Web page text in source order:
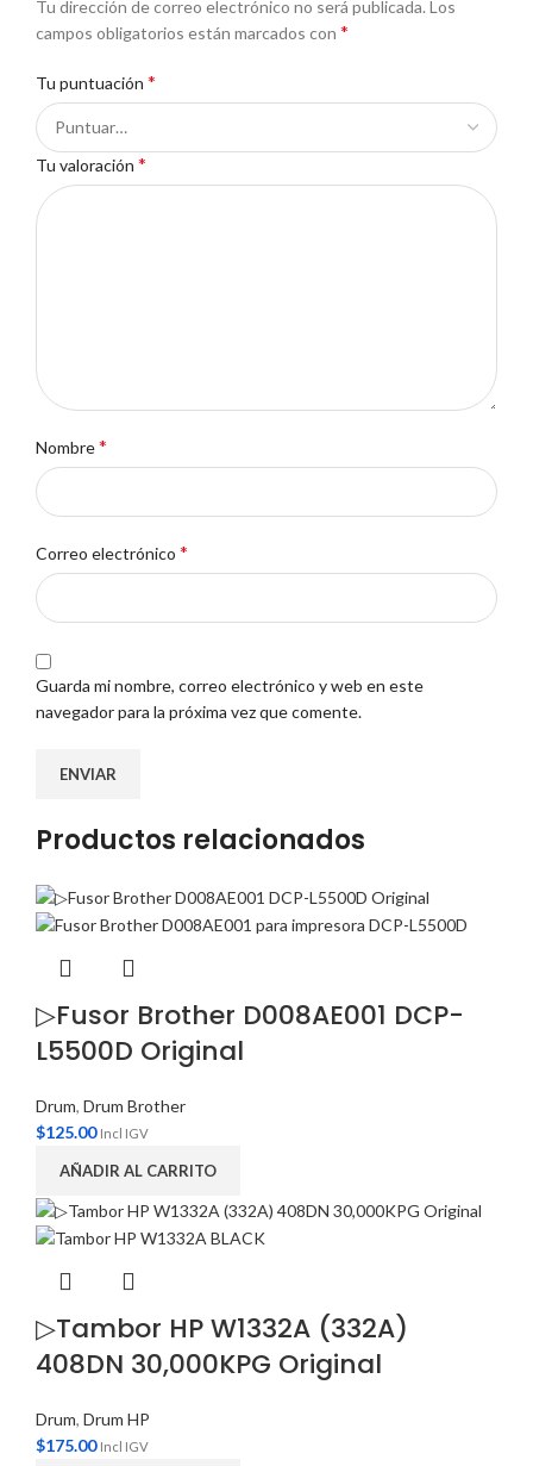
Tu dirección de correo electrónico no será publicada.Los
campos obligatorios están marcados con *
Tu puntuación *
Tu valoración *
Nombre*
Correo electrónico *
Guarda mi nombre, correo electrónico y web en este
navegador para la próxima vez que comente.
Productos relacionados
▷Fusor Brother D008AE001 DCP-
L5500D Original
Drum, Drum Brother
$125.00 Incl IGV
AÑADIR AL CARRITO
▷Tambor HP W1332A (332A)
408DN 30,000KPG Original
Drum, Drum HP
$175.00 Incl IGV